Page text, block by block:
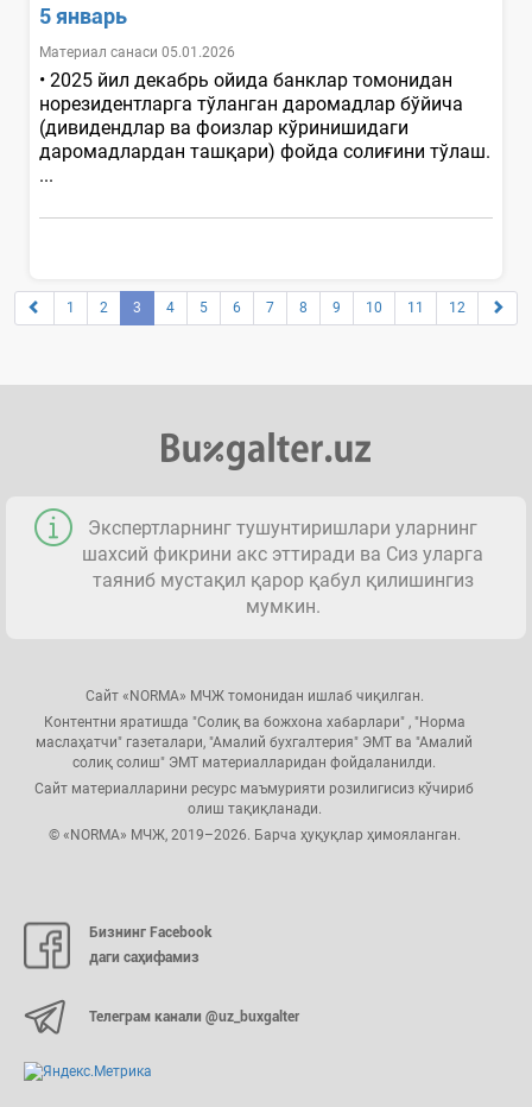
5 январь
Материал санаси 05.01.2026
• 2025 йил декабрь ойида банклар томонидан
норезидентларга тўланган даромадлар бўйича
(дивидендлар ва фоизлар кўринишидаги
даромадлардан ташқари) фойда солиғини тўлаш.
...
1 2 3 4 5 6 7 8 9 10 11 12
Экспертларнинг тушунтиришлари уларнинг
шахсий фикрини акс эттиради ва Сиз уларга
таяниб мустақил қарор қабул қилишингиз
мумкин.
Сайт «NORMA» МЧЖ томонидан ишлаб чиқилган.
Контентни яратишда "Солиқ ва божхона хабарлари" , "Норма
маслаҳатчи" газеталари, "Амалий бухгалтерия" ЭМТ ва "Амалий
солиқ солиш" ЭМТ материалларидан фойдаланилди.
Сайт материалларини ресурс маъмурияти розилигисиз кўчириб
олиш тақиқланади.
© «NORMA» МЧЖ, 2019–2026. Барча ҳуқуқлар ҳимояланган.
Бизнинг Facebook
даги саҳифамиз
Телеграм канали @uz_buxgalter